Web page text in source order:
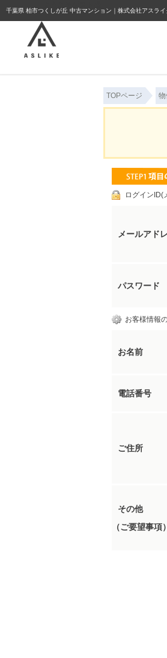
千葉県 柏市つくしが丘 中古マンション｜株式会社アスライ
TOPページ
ログインID(
メールアド
パスワード
お客様情報
お名前
電話番号
ご住所
その他
（ご要望事項）